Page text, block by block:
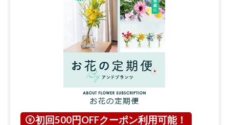
初回500円OFFクーポン利用可能！